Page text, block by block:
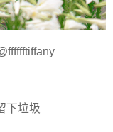
下垃圾